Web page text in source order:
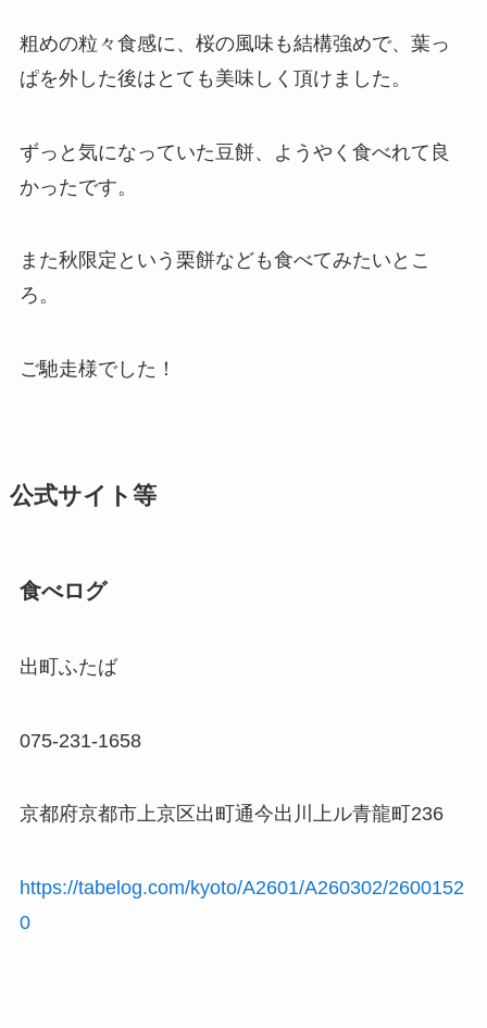
粗めの粒々食感に、桜の風味も結構強めで、葉っ
ぱを外した後はとても美味しく頂けました。
ずっと気になっていた豆餅、ようやく食べれて良
かったです。
また秋限定という栗餅なども食べてみたいとこ
ろ。
ご馳走様でした！
公式サイト等
食べログ
出町ふたば
075-231-1658
京都府京都市上京区出町通今出川上ル青龍町236
https://tabelog.com/kyoto/A2601/A260302/2600152
0